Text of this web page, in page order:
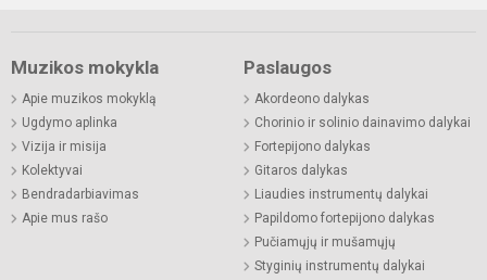
Muzikos mokykla
Apie muzikos mokyklą
Ugdymo aplinka
Vizija ir misija
Kolektyvai
Bendradarbiavimas
Apie mus rašo
Paslaugos
Akordeono dalykas
Chorinio ir solinio dainavimo dalykai
Fortepijono dalykas
Gitaros dalykas
Liaudies instrumentų dalykai
Papildomo fortepijono dalykas
Pučiamųjų ir mušamųjų
Styginių instrumentų dalykai